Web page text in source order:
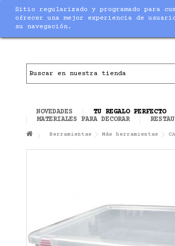
Notice : Undefined index: max_amount in/
Sitio regularizado y programado para
ofrecer una mejor experiencia de
su navegación.
Contacto
NOVEDADES TU REGALO PERFECTO
MATERIALES PARA DECORAR
Herramientas Más herramientas